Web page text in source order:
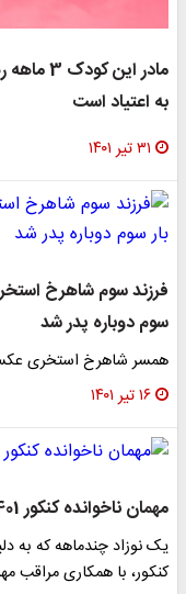
مادر
به اعتیاد است
۳۱ تیر ۱۴۰۱
فرزند سوم شاهرخ
سوم دوباره پدر شد
همسر شاهرخ استخری
۱۶ تیر ۱۴۰۱
مهمان ناخوانده کنکور 1401 +عکس فراموش نشدنی
یک نوزاد چندماهه که به
کنکور، با همکاری مراقب